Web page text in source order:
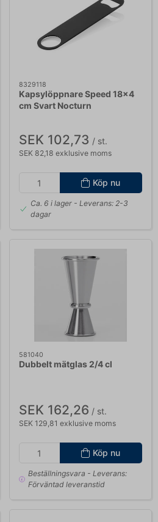
8329118
Kapsylöppnare Speed 18x4
cm Svart Nocturn
SEK 102,73 / st.
SEK 82,18 exklusive moms
Köp nu
Ca. 6 i lager - Leverans: 2-3
dagar
581040
Dubbelt mätglas 2/4 cl
SEK 162,26 / st.
SEK 129,81 exklusive moms
Köp nu
Beställningsvara - Leverans:
Förväntad leveranstid